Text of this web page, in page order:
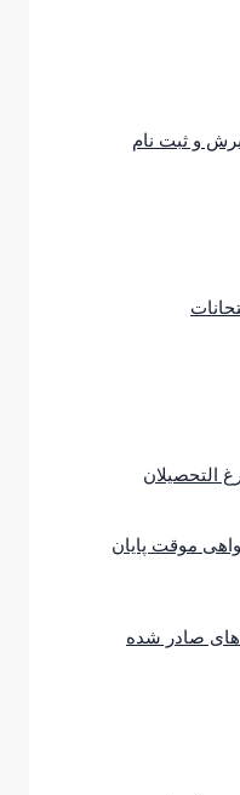
و ثبت نام
التحصیلان
موقت پایان
صادر شده